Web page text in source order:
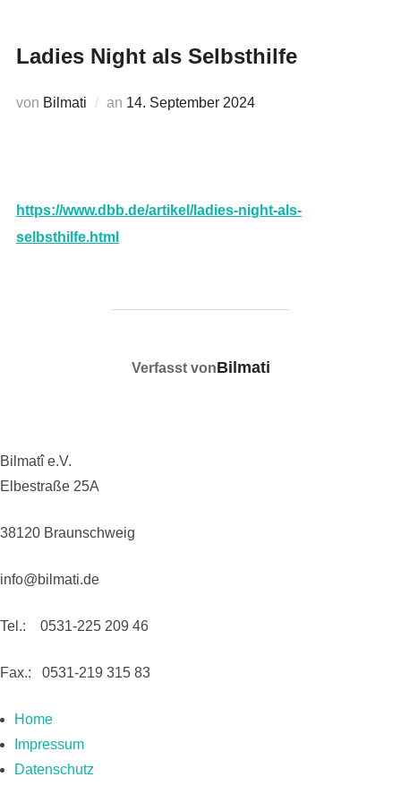
Ladies Night als Selbsthilfe
von Bilmati an Veröffentlicht
14. September 2024
https://www.dbb.de/artikel/ladies-night-als-
selbsthilfe.html:
BEITRAGSAUTOR
Verfasst vonBilmati
Bilmatî e.V.
Elbestraße 25A
38120 Braunschweig
info@bilmati.de
Tel.: 0531-225 209 46
Fax.: 0531-219 315 83
Home
Impressum
Datenschutz